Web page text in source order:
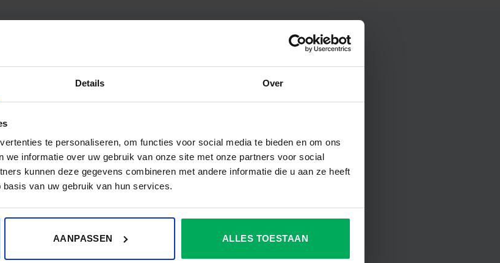
Details Over
te personaliseren, om functies voor social media te bieden en om ons
we informatie over uw gebruik van onze site met onze partners voor social
kunnen deze gegevens combineren met andere informatie die u aan ze heeft
van uw gebruik van hun services.
AANPASSEN ALLES TOESTAAN
300 cm